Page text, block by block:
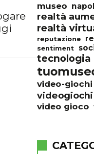
museo
realtà
realtà
reputazione
sentiment
tecnologia
video-giochi
videogiochi
video gioco